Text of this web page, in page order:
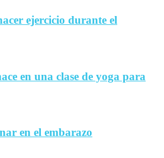
ejercicio durante el
en una clase de yoga para
en el embarazo